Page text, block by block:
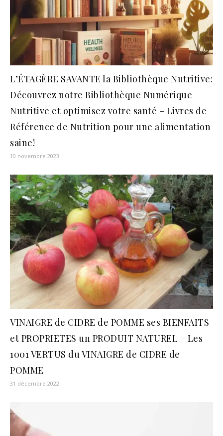
L’ÉTAGÈRE SAVANTE la Bibliothèque Nutritive:
Découvrez notre Bibliothèque Numérique
Nutritive et optimisez votre santé – Livres de
Référence de Nutrition pour une alimentation
saine!
10 novembre 2023
VINAIGRE de CIDRE de POMME ses BIENFAITS
et PROPRIETES un PRODUIT NATUREL – Les
1001 VERTUS du VINAIGRE de CIDRE de
POMME
31 décembre 2022